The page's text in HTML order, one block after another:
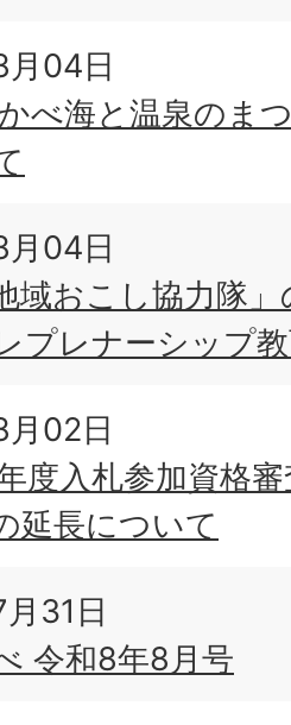
04日
べ海と温泉のま
04日
域おこし協力隊
プレナーシップ
02日
度入札参加資格
延長について
31日
令和8年8月号